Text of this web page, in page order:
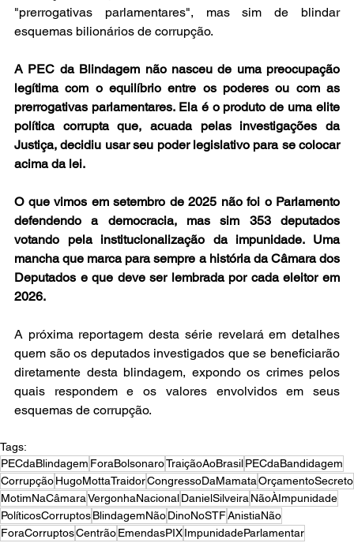
"prerrogativas parlamentares", mas sim de blindar
esquemas bilionários de corrupção.
A PEC da Blindagem não nasceu de uma preocupação
legítima com o equilíbrio entre os poderes ou com as
prerrogativas parlamentares. Ela é o produto de uma elite
política corrupta que, acuada pelas investigações da
Justiça, decidiu usar seu poder legislativo para se colocar
acima da lei.
O que vimos em setembro de 2025 não foi o Parlamento
defendendo a democracia, mas sim 353 deputados
votando pela institucionalização da impunidade. Uma
mancha que marca para sempre a história da Câmara dos
Deputados e que deve ser lembrada por cada eleitor em
2026.
A próxima reportagem desta série revelará em detalhes
quem são os deputados investigados que se beneficiarão
diretamente desta blindagem, expondo os crimes pelos
quais respondem e os valores envolvidos em seus
esquemas de corrupção.
Tags:
PECdaBlindagem ForaBolsonaroTraiçãoAoBrasilPECdaBandidagem
CorrupçãoHugoMottaTraidorCongressoDaMamataOrçamentoSecreto
MotimNaCâmaraVergonhaNacionalDanielSilveira NãoÀImpunidade
PolíticosCorruptosBlindagemNãoDinoNoSTFAnistiaNão
ForaCorruptosCentrãoEmendasPIXImpunidadeParlamentar